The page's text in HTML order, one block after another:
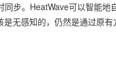
步。HeatWave可以智能地
无感知的，仍然是通过原有